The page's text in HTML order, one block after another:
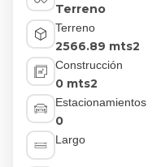
Terreno
Terreno
2566.89 mts2
Construcción
0 mts2
Estacionamientos
0
Largo